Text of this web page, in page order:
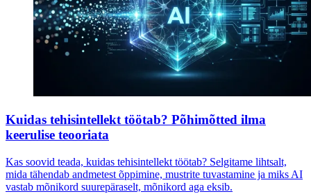
Kuidas tehisintellekt töötab? Põhimõtted ilma
keerulise teooriata
Kas soovid teada, kuidas tehisintellekt töötab? Selgitame lihtsalt,
mida tähendab andmetest õppimine, mustrite tuvastamine ja miks AI
vastab mõnikord suurepäraselt, mõnikord aga eksib.